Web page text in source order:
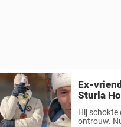
Ex-
Sturla
schok
Hij schokte
ontrouw.